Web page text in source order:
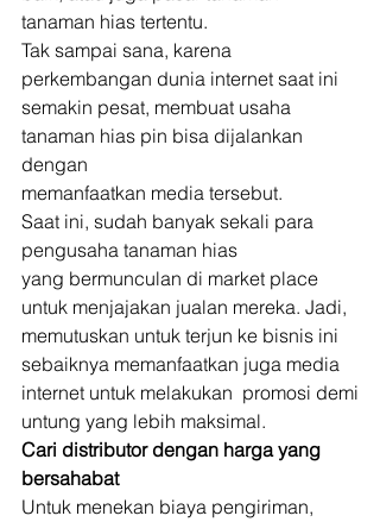
tanaman hias tertentu.
Tak sampai sana, karena
perkembangan dunia internet saat ini
semakin pesat, membuat usaha
tanaman hias pin bisa dijalankan
dengan
memanfaatkan media tersebut.
Saat ini, sudah banyak sekali para
pengusaha tanaman hias
yang bermunculan di market place
untuk menjajakan jualan mereka. Jadi,
memutuskan untuk terjun ke bisnis ini
sebaiknya memanfaatkan juga media
internet untuk melakukan  promosi demi
untung yang lebih maksimal.
Cari distributor dengan harga yang
bersahabat
Untuk menekan biaya pengiriman,